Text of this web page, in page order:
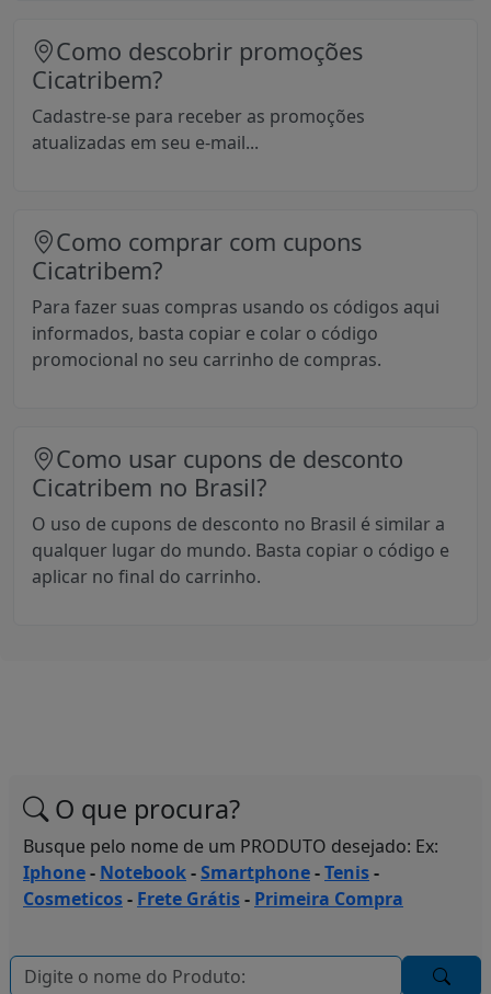
Como descobrir promoções
Cicatribem?
Cadastre-se para receber as promoções
atualizadas em seu e-mail...
Como comprar com cupons
Cicatribem?
Para fazer suas compras usando os códigos aqui
informados, basta copiar e colar o código
promocional no seu carrinho de compras.
Como usar cupons de desconto
Cicatribem no Brasil?
O uso de cupons de desconto no Brasil é similar a
qualquer lugar do mundo. Basta copiar o código e
aplicar no final do carrinho.
O que procura?
Busque pelo nome de um PRODUTO desejado: Ex:
Iphone- Notebook-Smartphone-Tenis-
Cosmeticos- Frete Grátis- Primeira Compra